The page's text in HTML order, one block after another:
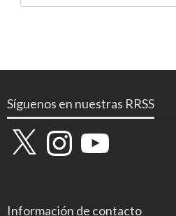
Síguenos en nuestras RRSS
X InstagramYouTube
Información de contacto